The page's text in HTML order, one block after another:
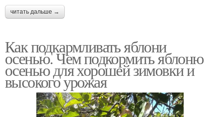
читать дальше →
Как подкармливать яблони
осенью. Чем подкормить яблоню
осенью для хорошей зимовки и
высокого урожая